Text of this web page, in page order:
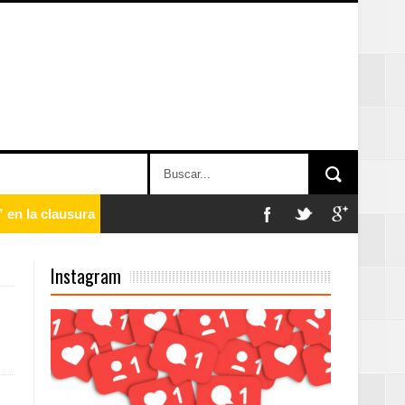
en la clausura
París
Rock Café
Instagram